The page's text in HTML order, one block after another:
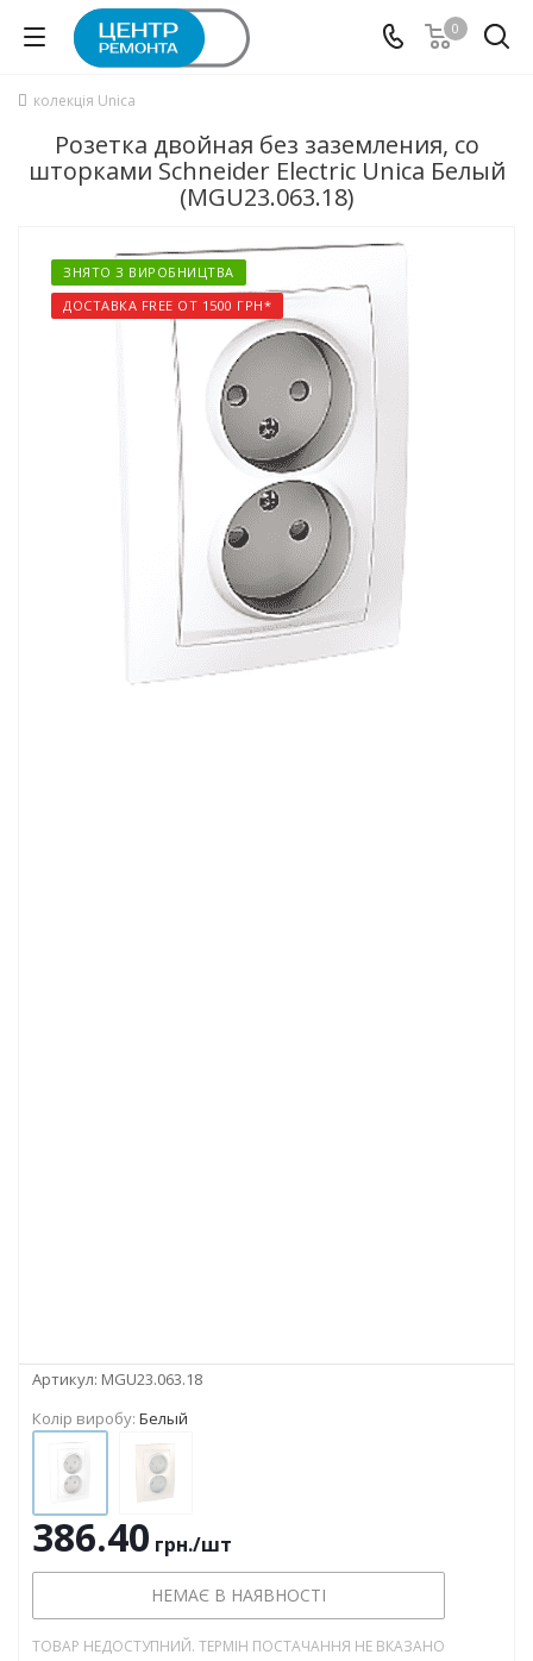
0
колекція Unica
Розетка двойная без заземления, со
шторками Schneider Electric Unica Белый
(MGU23.063.18)
ЗНЯТО З ВИРОБНИЦТВА
ДОСТАВКА FREE ОТ 1500 ГРН*
Артикул: MGU23.063.18
Колір виробу: Белый
386.40 грн./шт
НЕМАЄ В НАЯВНОСТІ
ТОВАР НЕДОСТУПНИЙ. ТЕРМІН ПОСТАЧАННЯ НЕ ВКАЗАНО